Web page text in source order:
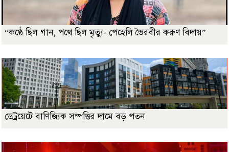
“কণ্ঠে ছিল গান, পথে ছিল মৃত্যু- পেহেলি ভৈরবীর করুণ বিদায়”
ডেট্রয়েটে বাণিজ্যিক সম্পত্তির দামে বড় পতন